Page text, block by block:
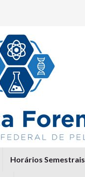
Horários Semestrais